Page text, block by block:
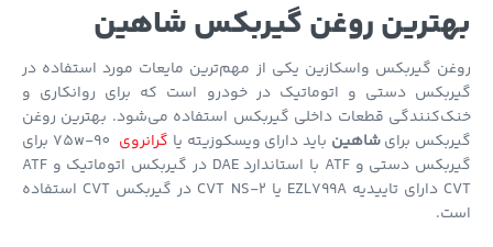
روغن گیربکس شاهین
گیربکس واسکازین یکی از مهم‌ترین مایعات مورد استفاده در
دستی و اتوماتیک در خودرو است که برای روانکاری و
قطعات داخلی گیربکس استفاده می‌شود. بهترین روغن
برایشاهینباید دارای ویسکوزیته یاگرانروی
75w-90 برای
گیربکس دستی و ATF با استاندارد DAE در گیربکس اتوماتیک و ATF
CVT دارای تاییدیه EZL799A یا CVT NS-2 در گیربکس CVT استفاده